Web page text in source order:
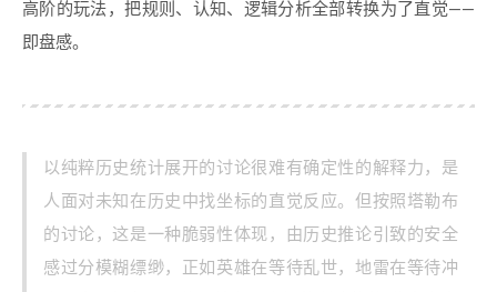
高阶的玩法，把规则、认知、逻辑分析全部转换为了直觉——
即盘感。
以纯粹历史统计展开的讨论很难有确定性的解释力，是
人面对未知在历史中找坐标的直觉反应。但按照塔勒布
的讨论，这是一种脆弱性体现，由历史推论引致的安全
感过分模糊缥缈，正如英雄在等待乱世，地雷在等待冲